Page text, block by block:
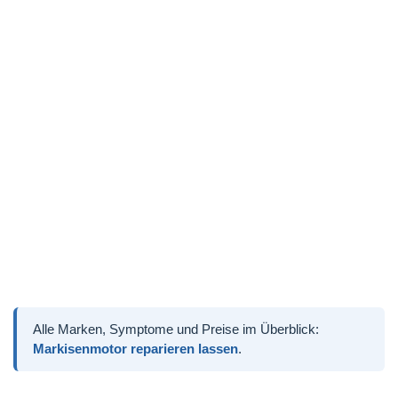
Alle Marken, Symptome und Preise im Überblick:
Markisenmotor reparieren lassen.